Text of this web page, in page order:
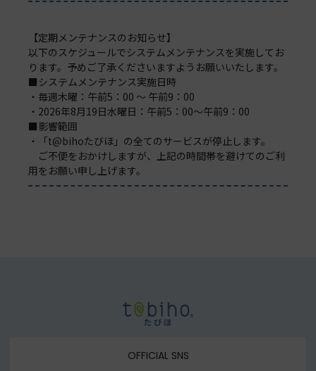
【定期メンテナンスのお知らせ】
以下のスケジュールでシステムメンテナンスを実施してお
ります。予めご了承くださいますようお願いいたします。
■システムメンテナンス実施日時
・毎週木曜：午前5：00 ～ 午前9：00
・2026年8月19日水曜日：午前5：00～午前9：00
■影響範囲
・「t@bihoたびほ」の全てのサービスが停止します。
ご不便をおかけしますが、上記の時間帯を避けてのご利
用をお願い申し上げます。
OFFICIAL SNS